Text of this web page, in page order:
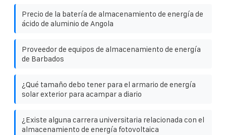
Precio de la batería de almacenamiento de energía de
ácido de aluminio de Angola
Proveedor de equipos de almacenamiento de energía
de Barbados
¿Qué tamaño debo tener para el armario de energía
solar exterior para acampar a diario
¿Existe alguna carrera universitaria relacionada con el
almacenamiento de energía fotovoltaica